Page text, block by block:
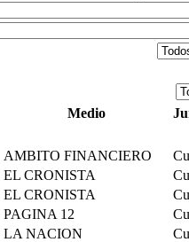
Medio
AMBITO FINANCIERO
EL CRONISTA
EL CRONISTA
PAGINA 12
LA NACION